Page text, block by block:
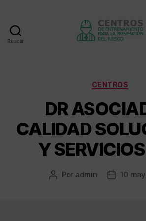
Buscar
CENTROS
DR
CALIDAD
Y
Autor
Por admin
Fecha
10